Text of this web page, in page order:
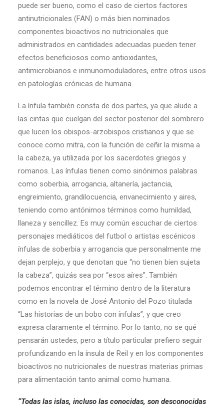
puede ser bueno, como el caso de ciertos factores
antinutricionales (FAN) o más bien nominados
componentes bioactivos no nutricionales que
administrados en cantidades adecuadas pueden tener
efectos beneficiosos como antioxidantes,
antimicrobianos e inmunomoduladores, entre otros usos
en patologías crónicas de humana.
La ínfula también consta de dos partes, ya que alude a
las cintas que cuelgan del sector posterior del sombrero
que lucen los obispos-arzobispos cristianos y que se
conoce como mitra, con la función de ceñir la misma a
la cabeza, ya utilizada por los sacerdotes griegos y
romanos. Las ínfulas tienen como sinónimos palabras
como soberbia, arrogancia, altanería, jactancia,
engreimiento, grandilocuencia, envanecimiento y aires,
teniendo como antónimos términos como humildad,
llaneza y sencillez. Es muy común escuchar de ciertos
personajes mediáticos del futbol o artistas escénicos
ínfulas de soberbia y arrogancia que personalmente me
dejan perplejo, y que denotan que “no tienen bien sujeta
la cabeza”, quizás sea por “esos aíres”. También
podemos encontrar el término dentro de la literatura
como en la novela de José Antonio del Pozo titulada
“Las historias de un bobo con ínfulas”, y que creo
expresa claramente el término. Por lo tanto, no se qué
pensarán ustedes, pero a título particular prefiero seguir
profundizando en la ínsula de Reil y en los componentes
bioactivos no nutricionales de nuestras materias primas
para alimentación tanto animal como humana.
“Todas las islas, incluso las conocidas, son desconocidas